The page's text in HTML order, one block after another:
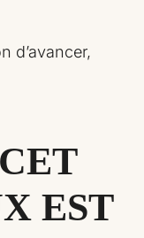
d’avancer,
EST